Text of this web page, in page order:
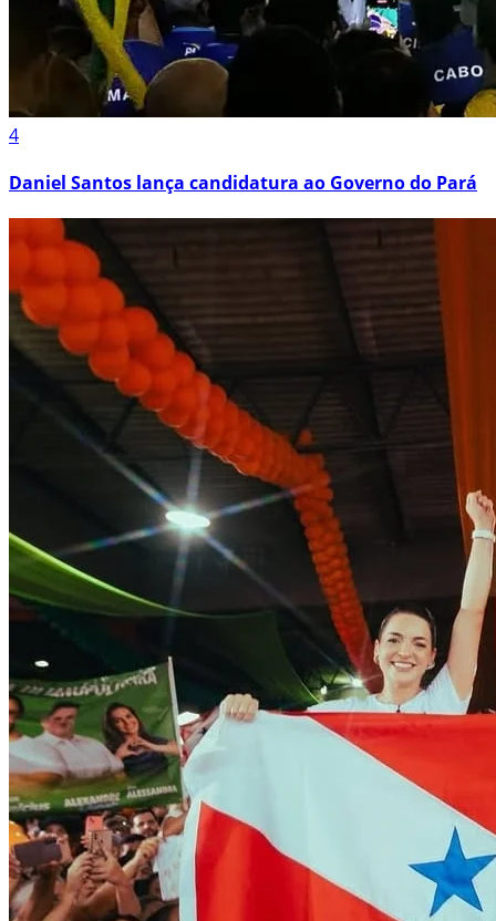
4
Daniel Santos lança candidatura ao Governo do Pará